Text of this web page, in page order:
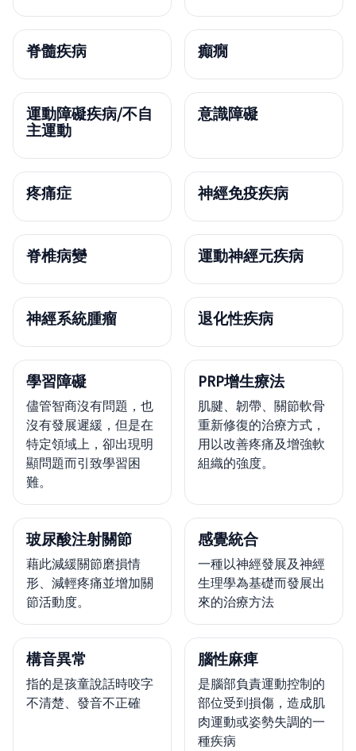
脊髓疾病 癲癇
運動障礙疾病/不自
主運動
意識障礙
疼痛症 神經免疫疾病
脊椎病變 運動神經元疾病
神經系統腫瘤 退化性疾病
學習障礙
儘管智商沒有問題，也
沒有發展遲緩，但是在
特定領域上，卻出現明
顯問題而引致學習困
難。
PRP增生療法
肌腱、韌帶、關節軟骨
重新修復的治療方式，
用以改善疼痛及增強軟
組織的強度。
玻尿酸注射關節
藉此減緩關節磨損情
形、減輕疼痛並增加關
節活動度。
感覺統合
一種以神經發展及神經
生理學為基礎而發展出
來的治療方法
構音異常
指的是孩童說話時咬字
不清楚、發音不正確
腦性麻痺
是腦部負責運動控制的
部位受到損傷，造成肌
肉運動或姿勢失調的一
種疾病